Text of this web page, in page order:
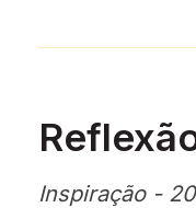
Inspiração -